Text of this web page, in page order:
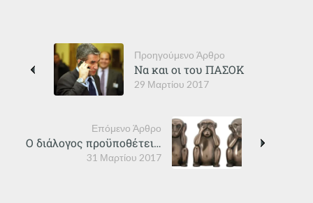
Προηγούμενο Άρθρο
29 Μαρτίου 2017
Να και οι του ΠΑΣΟΚ
Επόμενο Άρθρο
31 Μαρτίου 2017
Ο διάλογος προϋποθέτει…